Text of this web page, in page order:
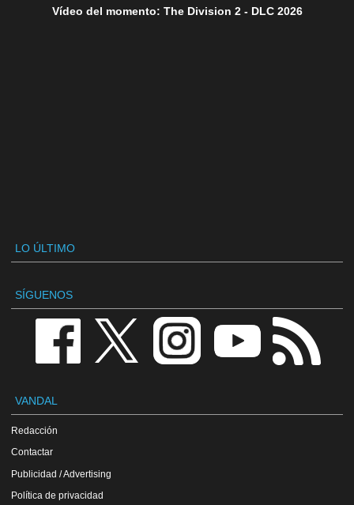
Vídeo del momento: The Division 2 - DLC 2026
LO ÚLTIMO
SÍGUENOS
VANDAL
Redacción
Contactar
Publicidad / Advertising
Política de privacidad